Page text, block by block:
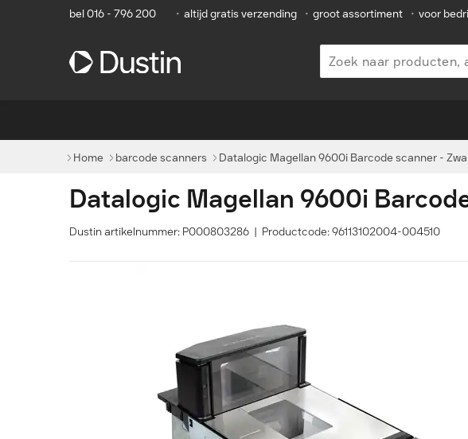
bel 016 - 796 200 • altijd gratis verzending • groot assortiment • voor
Home barcode scanners Datalogic Magellan 9600i Barcode scanner -
Datalogic Magellan 9600i
Dustin artikelnummer: P000803286 | Productcode: 96113102004-004510